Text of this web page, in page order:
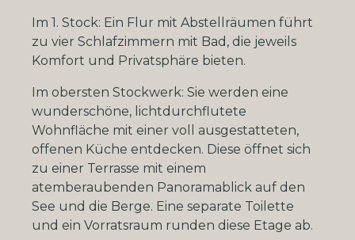
Im 1. Stock: Ein Flur mit Abstellräumen führt
zu vier Schlafzimmern mit Bad, die jeweils
Komfort und Privatsphäre bieten.
Im obersten Stockwerk: Sie werden eine
wunderschöne, lichtdurchflutete
Wohnfläche mit einer voll ausgestatteten,
offenen Küche entdecken. Diese öffnet sich
zu einer Terrasse mit einem
atemberaubenden Panoramablick auf den
See und die Berge. Eine separate Toilette
und ein Vorratsraum runden diese Etage ab.